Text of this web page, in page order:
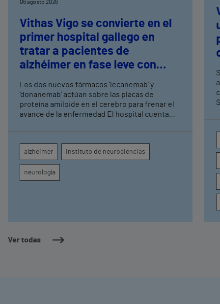
Ver todas
06 agosto 2026
Vithas Vigo se convierte en el
primer hospital gallego en
tratar a pacientes de
alzhéimer en fase leve con
terapias antiamiloide
Los dos nuevos fármacos 'lecanemab' y
'donanemab' actúan sobre las placas de
proteína amiloide en el cerebro para frenar el
avance de la enfermedad El hospital cuenta
seguimiento clínico de cada paciente
alzheimer instituto de neurociencias
neurología